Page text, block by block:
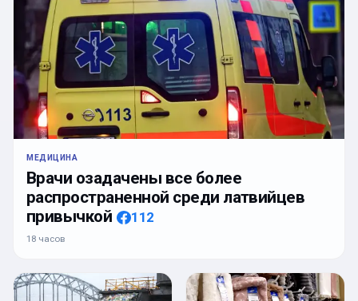
МЕДИЦИНА
Врачи озадачены все более
распространенной среди латвийцев
привычкой
112
18 часов